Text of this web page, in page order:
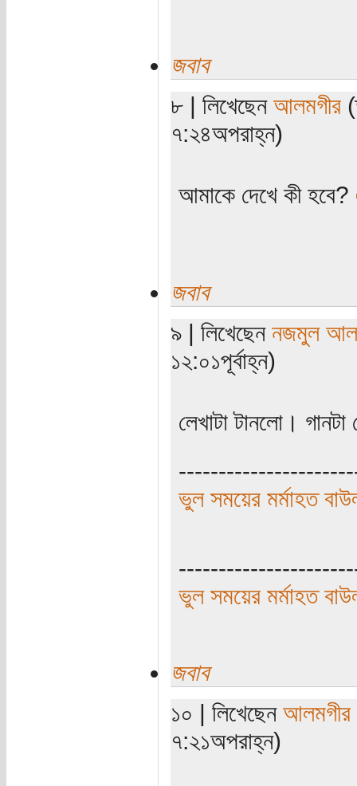
জবাব
৮ | লিখেছেন আলমগীর
৭:২৪অপরাহ্ন)
আমাকে দেখে কী হবে?
জবাব
৯ | লিখেছেন নজমুল
১২:০১পূর্বাহ্ন)
লেখাটা টানলো।
ভুল সময়ের মর্মাহত
ভুল সময়ের মর্মাহত
জবাব
১০ | লিখেছেন আলমগীর
৭:২১অপরাহ্ন)